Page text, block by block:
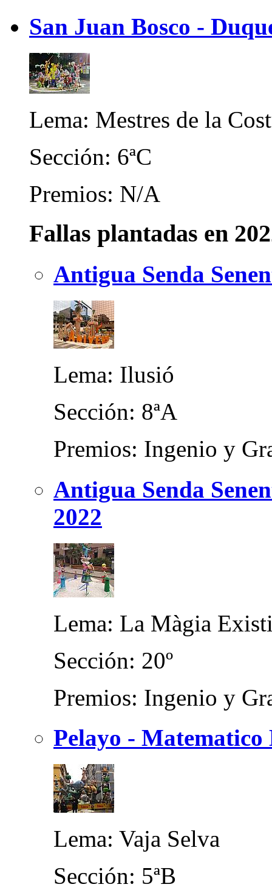
San Juan Bosco -
Lema: Mestres de la
Sección: 6ªC
Premios: N/A
Fallas plantadas en
Antigua Senda
Lema: Ilusió
Sección: 8ªA
Premios: Ingenio y
Antigua Senda
2022
Lema: La Màgia
Sección: 20º
Premios: Ingenio y
Pelayo -
Lema: Vaja Selva
Sección: 5ªB